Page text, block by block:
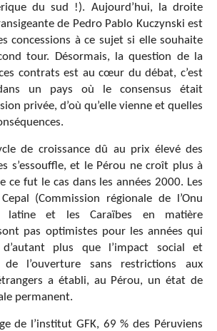
du sud !). Aujourd’hui, la droite
de Pedro Pablo Kuczynski est
concessions à ce sujet si elle souhaite
tour. Désormais, la question de la
contrats est au cœur du débat, c’est
un pays où le consensus était
privée, d’où qu’elle vienne et quelles
de croissance dû au prix élevé des
s’essouffle, et le Pérou ne croît plus à
ce fut le cas dans les années 2000. Les
(Commission régionale de l’Onu
latine et les Caraïbes en matière
pas optimistes pour les années qui
plus que l’impact social et
de l’ouverture sans restrictions aux
a établi, au Pérou, un état de
permanent.
de l’institut GFK, 69 % des Péruviens